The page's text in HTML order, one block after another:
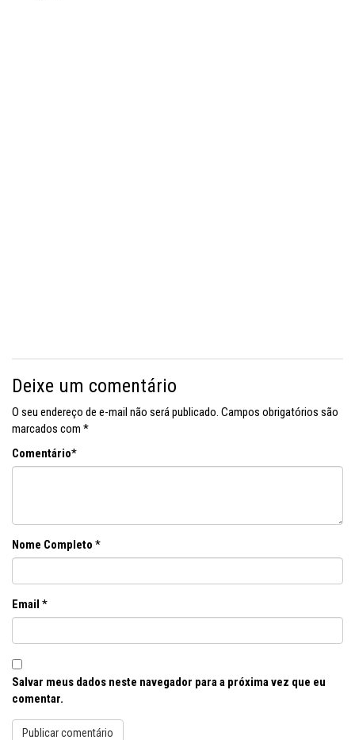
Deixe um comentário
O seu endereço de e-mail não será publicado. Campos obrigatórios são
marcados com *
Comentário*
Nome Completo *
Email *
Salvar meus dados neste navegador para a próxima vez que eu
comentar.